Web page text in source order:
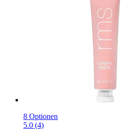
8 Optionen
5.0 (4)